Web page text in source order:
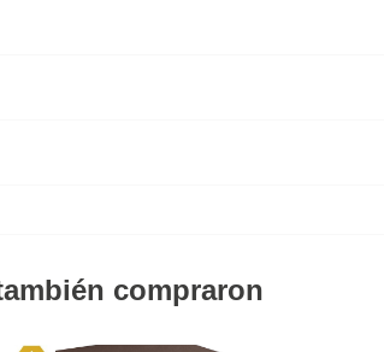
compraron